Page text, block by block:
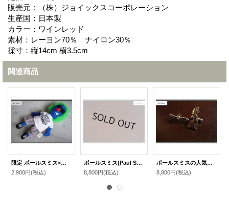
販売元：（株）ジョイックスコーポレーション
生産国：日本製
カラー：ワインレッド
素材：レーヨン70％ ナイロン30％
採寸：縦14cm 横3.5cm
関連商品
限定 ポールスミス×メタリカコラボMASTERED THE PUPPETS人形 ＜フェイマス＞
2,900円(税込)
ポールスミス(Paul Smith)の人気の高級スネークネックレス
8,800円(税込)
ポールスミスの人気の高級ユニオンジャックカフスボタン
8,800円(税込)